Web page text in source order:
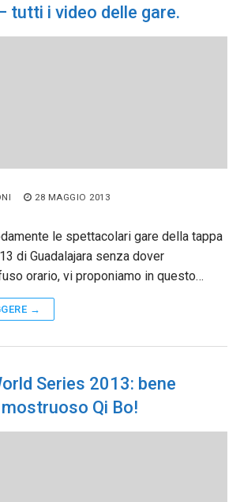
tutti i video delle gare.
28 MAGGIO 2013
le spettacolari gare della tappa
di Guadalajara senza dover
orario, vi proponiamo in questo…
→
Series 2013: bene
Qi Bo!